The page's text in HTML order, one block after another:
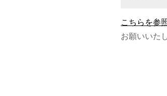
こちらを参
お願いいた